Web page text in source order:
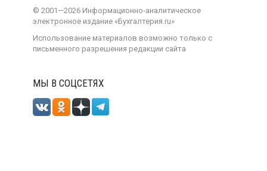
© 2001—2026 Информационно-аналитическое
электронное издание «Бухгалтерия.ru»
Использование материалов возможно только с
письменного разрешения редакции сайта
МЫ В СОЦСЕТЯХ